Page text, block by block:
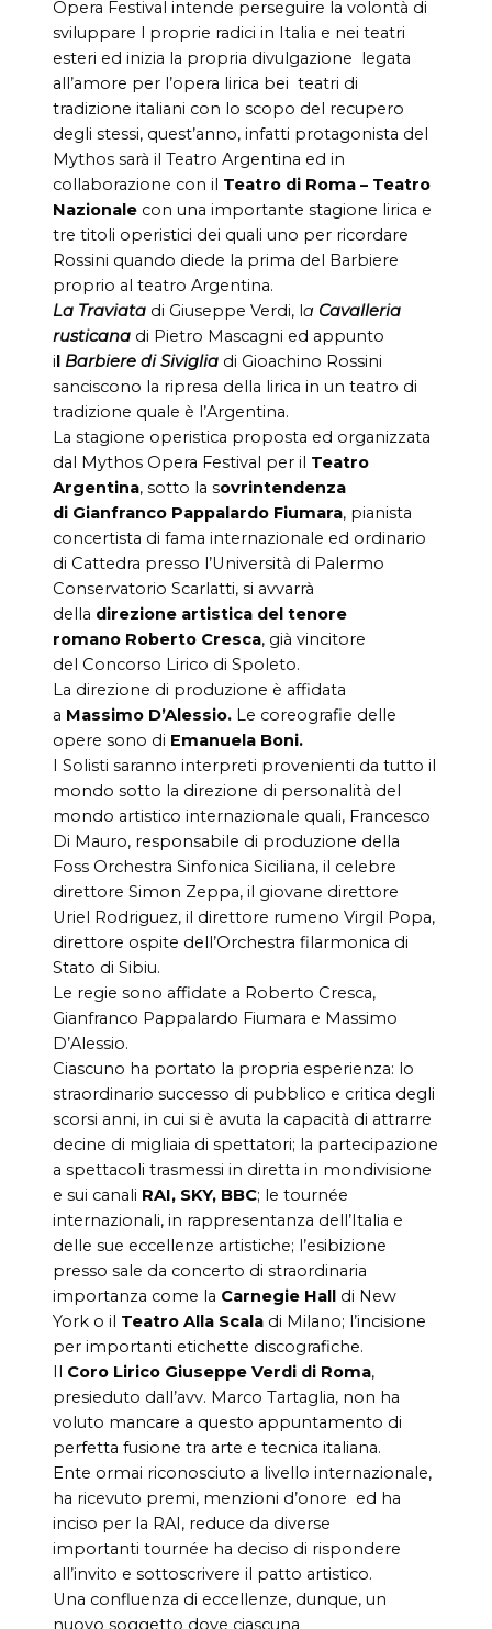
Opera Festival intende perseguire la volontà di
sviluppare l proprie radici in Italia e nei teatri
esteri ed inizia la propria divulgazione legata
all’amore per l’opera lirica bei teatri di
tradizione italiani con lo scopo del recupero
degli stessi, quest’anno, infatti protagonista del
Mythos sarà il Teatro Argentina ed in
collaborazione con il Teatro di Roma – Teatro
Nazionale con una importante stagione lirica e
tre titoli operistici dei quali uno per ricordare
Rossini quando diede la prima del Barbiere
proprio al teatro Argentina.
La Traviata di Giuseppe Verdi, la Cavalleria
rusticana di Pietro Mascagni ed appunto
il Barbiere di Siviglia di Gioachino Rossini
sanciscono la ripresa della lirica in un teatro di
tradizione quale è l’Argentina.
La stagione operistica proposta ed organizzata
dal Mythos Opera Festival per il Teatro
Argentina, sotto la sovrintendenza
di Gianfranco Pappalardo Fiumara, pianista
concertista di fama internazionale ed ordinario
di Cattedra presso l’Università di Palermo
Conservatorio Scarlatti, si avvarrà
della direzione artistica del tenore
romano Roberto Cresca, già vincitore
del Concorso Lirico di Spoleto.
La direzione di produzione è affidata
a Massimo D’Alessio. Le coreografie delle
opere sono di Emanuela Boni.
I Solisti saranno interpreti provenienti da tutto il
mondo sotto la direzione di personalità del
mondo artistico internazionale quali, Francesco
Di Mauro, responsabile di produzione della
Foss Orchestra Sinfonica Siciliana, il celebre
direttore Simon Zeppa, il giovane direttore
Uriel Rodriguez, il direttore rumeno Virgil Popa,
direttore ospite dell’Orchestra filarmonica di
Stato di Sibiu.
Le regie sono affidate a Roberto Cresca,
Gianfranco Pappalardo Fiumara e Massimo
D’Alessio.
Ciascuno ha portato la propria esperienza: lo
straordinario successo di pubblico e critica degli
scorsi anni, in cui si è avuta la capacità di attrarre
decine di migliaia di spettatori; la partecipazione
a spettacoli trasmessi in diretta in mondivisione
e sui canali RAI, SKY, BBC; le tournée
internazionali, in rappresentanza dell’Italia e
delle sue eccellenze artistiche; l’esibizione
presso sale da concerto di straordinaria
importanza come la Carnegie Hall di New
York o il Teatro Alla Scala di Milano; l’incisione
per importanti etichette discografiche.
Il Coro Lirico Giuseppe Verdi di Roma,
presieduto dall’avv. Marco Tartaglia, non ha
voluto mancare a questo appuntamento di
perfetta fusione tra arte e tecnica italiana.
Ente ormai riconosciuto a livello internazionale,
ha ricevuto premi, menzioni d’onore ed ha
inciso per la RAI, reduce da diverse
importanti tournée ha deciso di rispondere
all’invito e sottoscrivere il patto artistico.
Una confluenza di eccellenze, dunque, un
nuovo soggetto dove ciascuna